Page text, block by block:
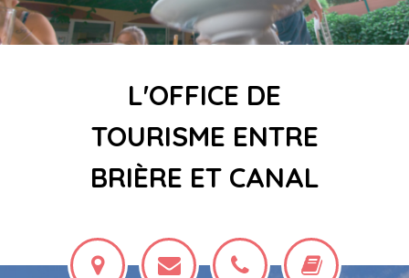
L'OFFICE DE
TOURISME ENTRE
BRIÈRE ET CANAL